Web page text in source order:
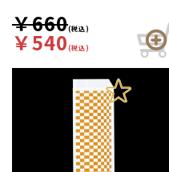
スナック包材、テイクアウ
ト、お持ち帰り、学園祭、バ
ザー、お祭り、夏祭り、文化
祭、屋台、出店、露店【キー
ワード】ドーナッツ、コロッ
ケ、フライドポテト、揚げパ
ン、からあげ、デニッシュ、
ワッフル、惣菜、耐油袋、ホ
ットスナック袋、ドーナッツ
袋、テイクアウト袋、マチあ
り、食べ歩きグルメ、惣菜店
向け、屋台向け、英字柄、ガ
￥660(税込)
￥540(税込)